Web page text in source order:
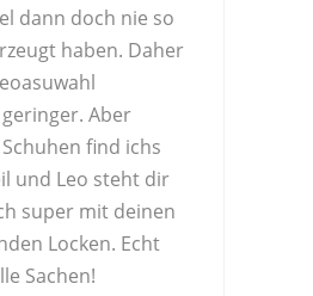
dann doch nie so
haben. Daher
Aber
find ichs
und Leo steht dir
super mit deinen
Locken. Echt
Sachen!